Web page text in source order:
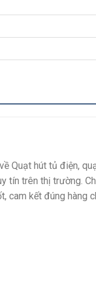
Quạt hút tủ điện,
tín trên thị trường.
cam kết đúng hàng